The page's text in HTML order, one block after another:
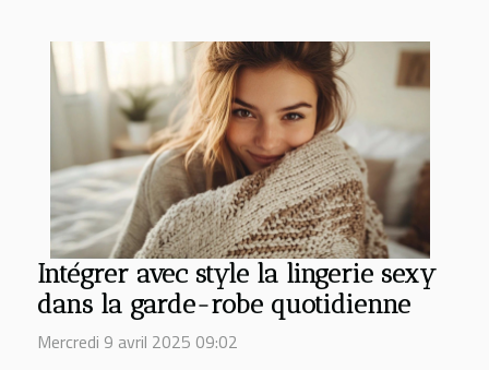
Intégrer avec style la lingerie sexy
dans la garde-robe quotidienne
Mercredi 9 avril 2025 09:02